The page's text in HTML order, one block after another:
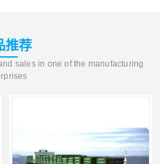
推荐
sales in one of the manufacturing